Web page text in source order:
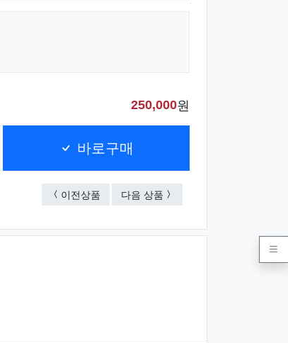
250,000원
바로구매
이전상품 팬시 부채(원형/별/하트)
다음 상품 계란지압 부채